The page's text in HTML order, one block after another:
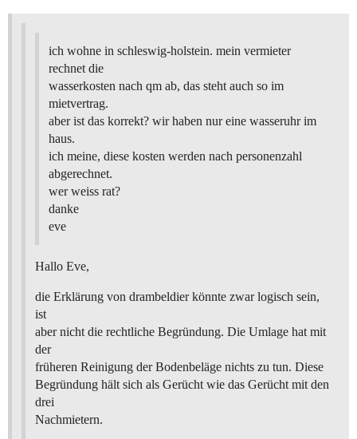
ich wohne in schleswig-holstein. mein vermieter
rechnet die
wasserkosten nach qm ab, das steht auch so im
mietvertrag.
aber ist das korrekt? wir haben nur eine wasseruhr im
haus.
ich meine, diese kosten werden nach personenzahl
abgerechnet.
wer weiss rat?
danke
eve
Hallo Eve,
die Erklärung von drambeldier könnte zwar logisch sein,
ist
aber nicht die rechtliche Begründung. Die Umlage hat mit
der
früheren Reinigung der Bodenbeläge nichts zu tun. Diese
Begründung hält sich als Gerücht wie das Gerücht mit den
drei
Nachmietern.